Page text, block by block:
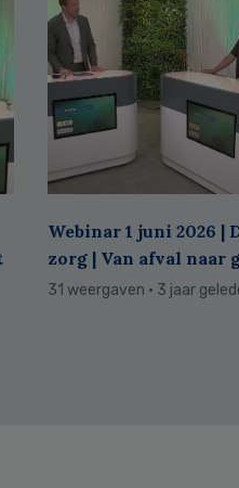
Webinar 1 juni 2026 |
zorg | Van afval naar
31 weergaven · 3 jaar